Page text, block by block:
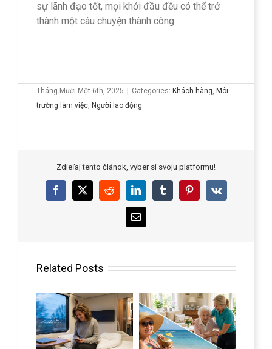
sự lãnh đạo tốt, mọi khởi đầu đều có thể trở
thành một câu chuyện thành công.
Tháng Mười Một 6th, 2025 Categories: Khách hàng, Môi
trường làm việc, Người lao động
Zdieľaj tento článok, vyber si svoju platformu!
Facebook
X RedditLinkedInTumblrPinterest
Vk
Email
Related Posts